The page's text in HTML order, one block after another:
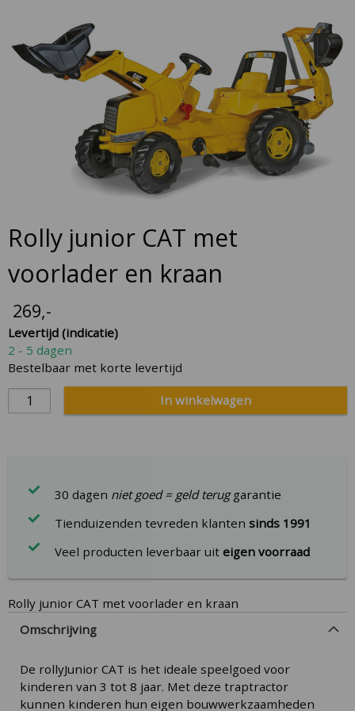
Rolly junior CAT met
voorlader en kraan
269,-
Levertijd (indicatie)
2 - 5 dagen
Bestelbaar met korte levertijd
In winkelwagen
30 dagen niet goed = geld teruggarantie
Tienduizenden tevreden klantensinds 1991
Veel producten leverbaar uiteigen voorraad
Rolly junior CAT met voorlader en kraan
end
of
Skip
to
beginning
the
images
gallery
Omschrijving
De rollyJunior CAT is het ideale speelgoed voor
kinderen van 3 tot 8 jaar. Met deze traptractor
kunnen kinderen hun eigen bouwwerkzaamheden